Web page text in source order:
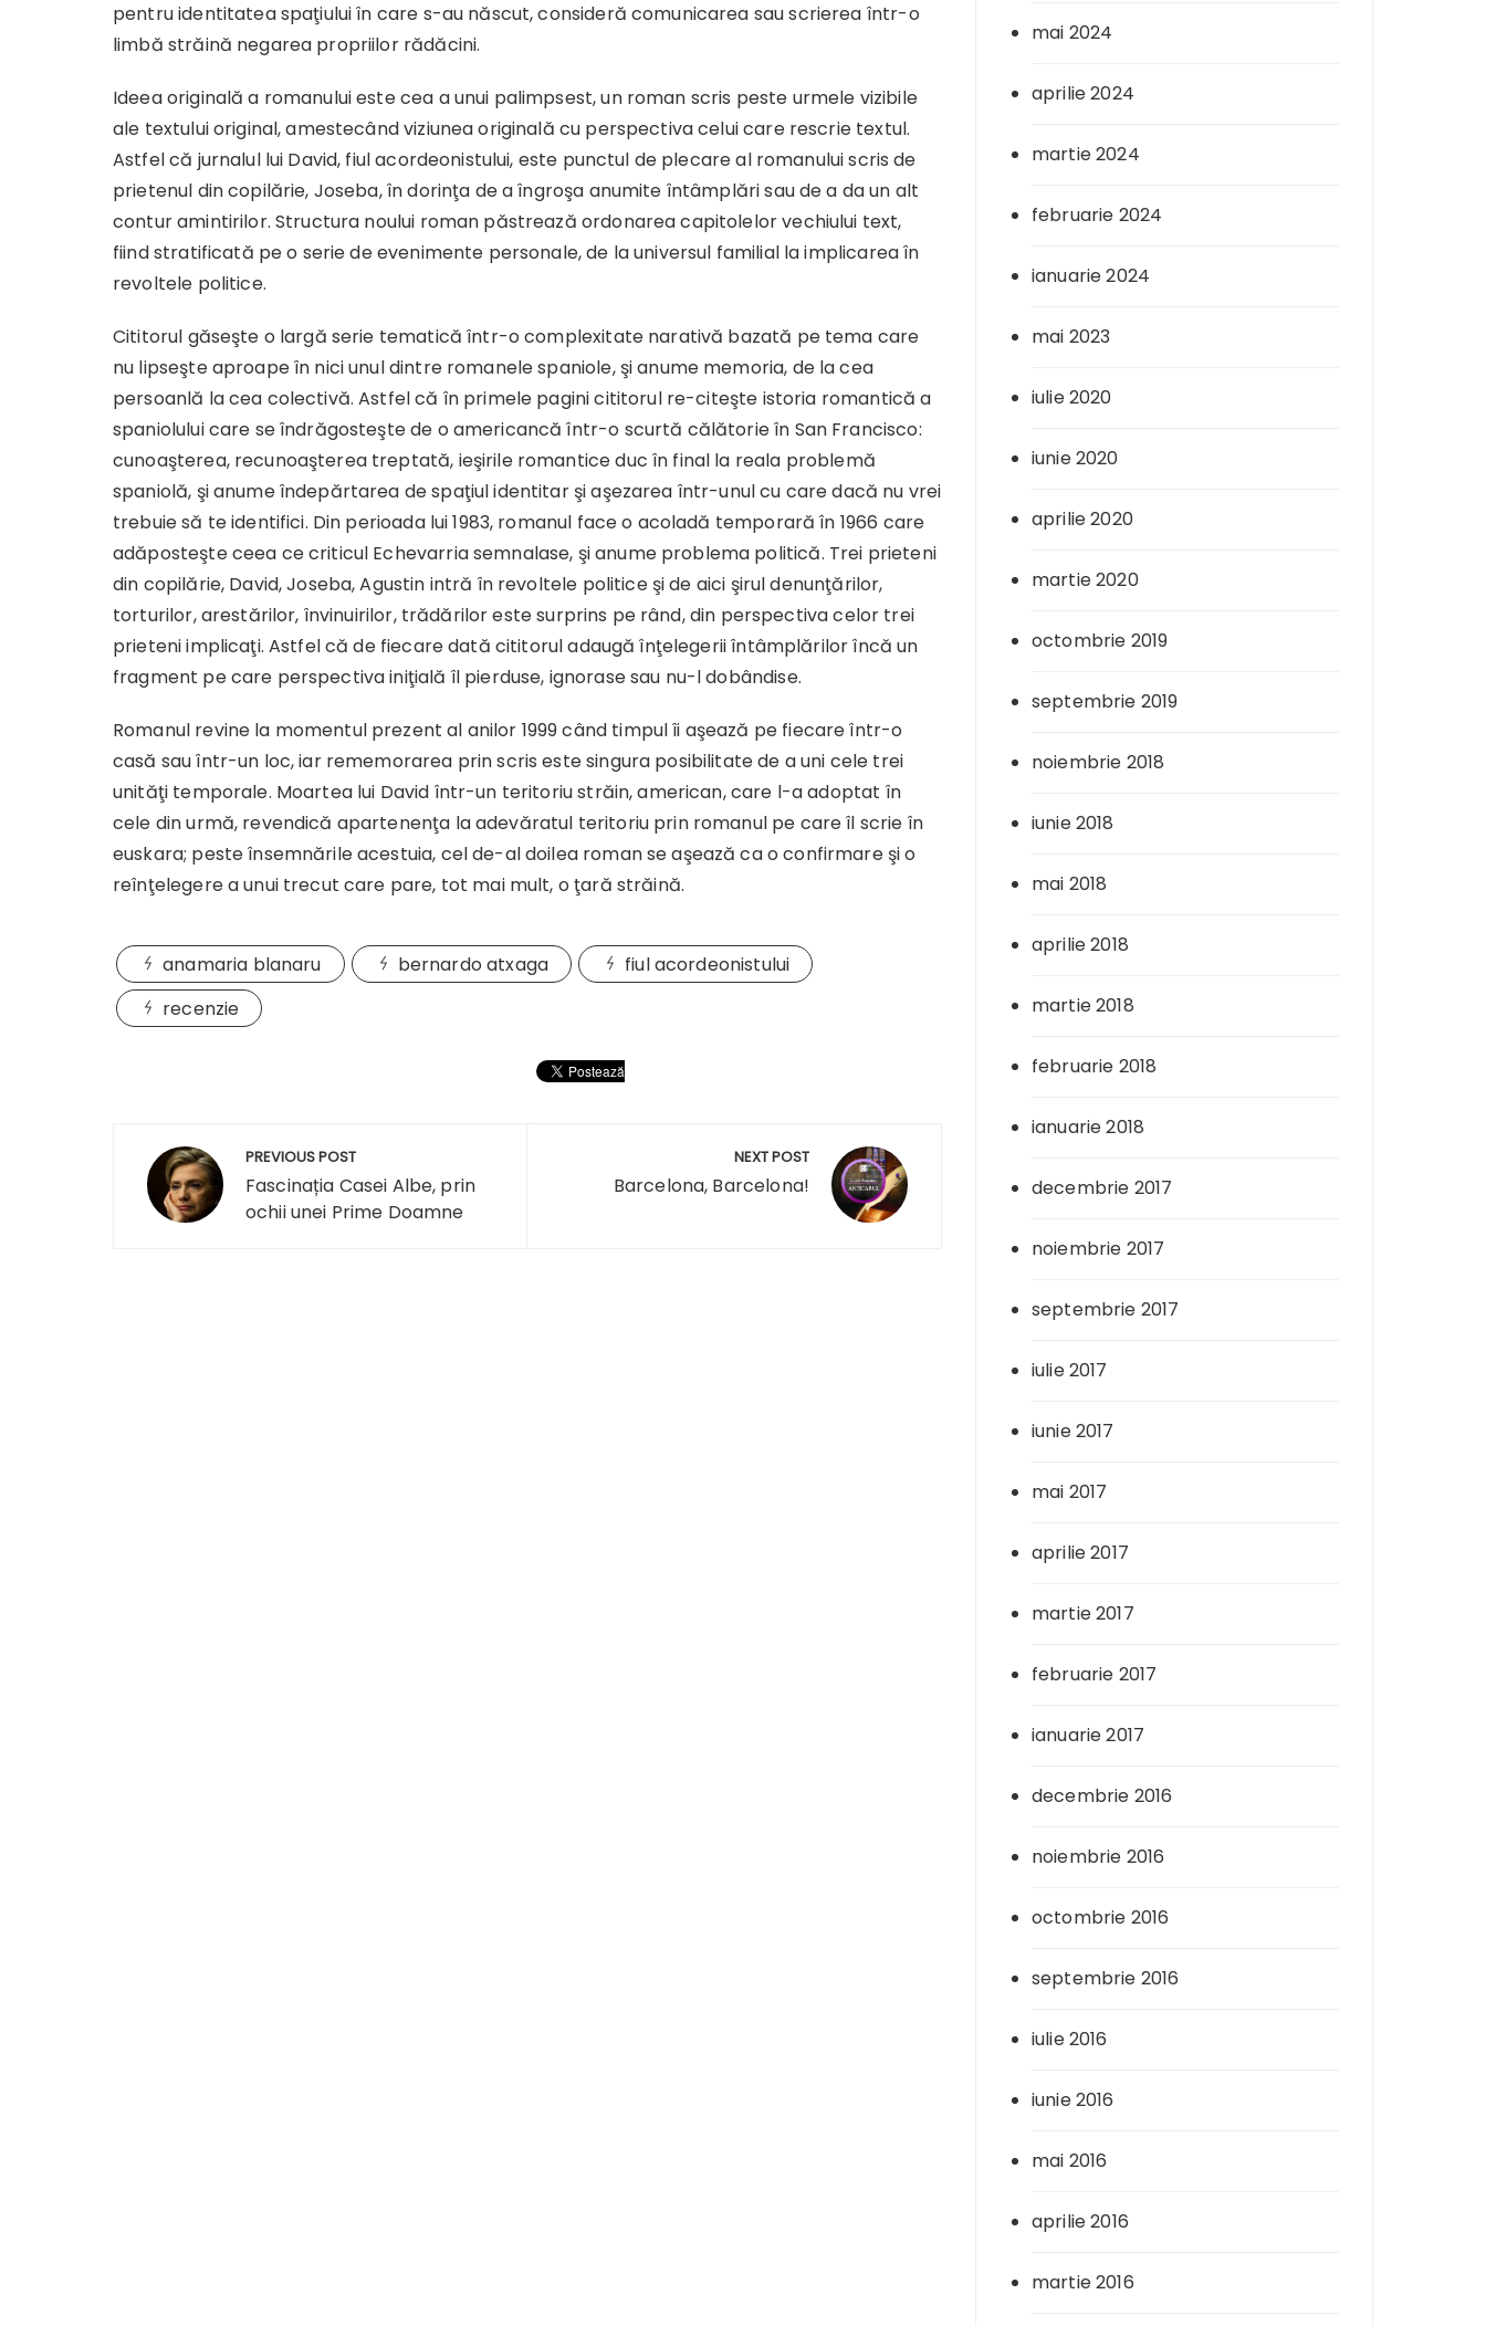
pentru identitatea spaţiului în care s-au născut, consideră comunicarea sau scrierea într-o
limbă străină negarea propriilor rădăcini.
Ideea originală a romanului este cea a unui palimpsest, un roman scris peste urmele vizibile
ale textului original, amestecând viziunea originală cu perspectiva celui care rescrie textul.
Astfel că jurnalul lui David, fiul acordeonistului, este punctul de plecare al romanului scris de
prietenul din copilărie, Joseba, în dorinţa de a îngroşa anumite întâmplări sau de a da un alt
contur amintirilor. Structura noului roman păstrează ordonarea capitolelor vechiului text,
fiind stratificată pe o serie de evenimente personale, de la universul familial la implicarea în
revoltele politice.
Cititorul găseşte o largă serie tematică într-o complexitate narativă bazată pe tema care
nu lipseşte aproape în nici unul dintre romanele spaniole, şi anume memoria, de la cea
persoanlă la cea colectivă. Astfel că în primele pagini cititorul re-citeşte istoria romantică a
spaniolului care se îndrăgosteşte de o americancă într-o scurtă călătorie în San Francisco:
cunoaşterea, recunoaşterea treptată, ieşirile romantice duc în final la reala problemă
spaniolă, şi anume îndepărtarea de spaţiul identitar şi aşezarea într-unul cu care dacă nu vrei
trebuie să te identifici. Din perioada lui 1983, romanul face o acoladă temporară în 1966 care
adăposteşte ceea ce criticul Echevarria semnalase, şi anume problema politică. Trei prieteni
din copilărie, David, Joseba, Agustin intră în revoltele politice şi de aici şirul denunţărilor,
torturilor, arestărilor, învinuirilor, trădărilor este surprins pe rând, din perspectiva celor trei
prieteni implicaţi. Astfel că de fiecare dată cititorul adaugă înţelegerii întâmplărilor încă un
fragment pe care perspectiva iniţială îl pierduse, ignorase sau nu-l dobândise.
Romanul revine la momentul prezent al anilor 1999 când timpul îi aşează pe fiecare într-o
casă sau într-un loc, iar rememorarea prin scris este singura posibilitate de a uni cele trei
unităţi temporale. Moartea lui David într-un teritoriu străin, american, care l-a adoptat în
cele din urmă, revendică apartenenţa la adevăratul teritoriu prin romanul pe care îl scrie în
euskara; peste însemnările acestuia, cel de-al doilea roman se aşează ca o confirmare şi o
reînţelegere a unui trecut care pare, tot mai mult, o ţară străină.
anamaria blanaru bernardo atxaga
fiul acordeonistului
recenzie
Navigare
articole
PREVIOUS POST
Fascinația Casei Albe, prin
ochii unei Prime Doamne
NEXT POST
Barcelona, Barcelona!
mai 2024
aprilie 2024
martie 2024
februarie 2024
ianuarie 2024
mai 2023
iulie 2020
iunie 2020
aprilie 2020
martie 2020
octombrie 2019
septembrie 2019
noiembrie 2018
iunie 2018
mai 2018
aprilie 2018
martie 2018
februarie 2018
ianuarie 2018
decembrie 2017
noiembrie 2017
septembrie 2017
iulie 2017
iunie 2017
mai 2017
aprilie 2017
martie 2017
februarie 2017
ianuarie 2017
decembrie 2016
noiembrie 2016
octombrie 2016
septembrie 2016
iulie 2016
iunie 2016
mai 2016
aprilie 2016
martie 2016